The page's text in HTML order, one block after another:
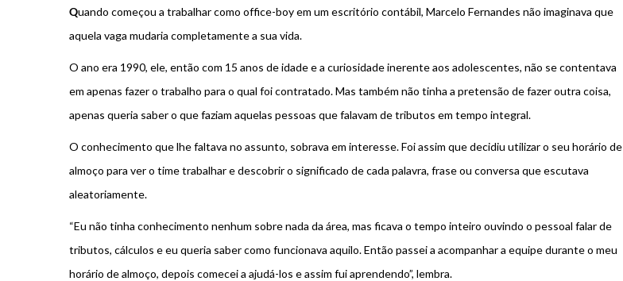
Quando começou a trabalhar como office-boy em um escritório contábil, Marcelo Fernandes não imaginava que
aquela vaga mudaria completamente a sua vida.
O ano era 1990, ele, então com 15 anos de idade e a curiosidade inerente aos adolescentes, não se contentava
em apenas fazer o trabalho para o qual foi contratado. Mas também não tinha a pretensão de fazer outra coisa,
apenas queria saber o que faziam aquelas pessoas que falavam de tributos em tempo integral.
O conhecimento que lhe faltava no assunto, sobrava em interesse. Foi assim que decidiu utilizar o seu horário de
almoço para ver o time trabalhar e descobrir o significado de cada palavra, frase ou conversa que escutava
aleatoriamente.
“Eu não tinha conhecimento nenhum sobre nada da área, mas ficava o tempo inteiro ouvindo o pessoal falar de
tributos, cálculos e eu queria saber como funcionava aquilo. Então passei a acompanhar a equipe durante o meu
horário de almoço, depois comecei a ajudá-los e assim fui aprendendo”, lembra.